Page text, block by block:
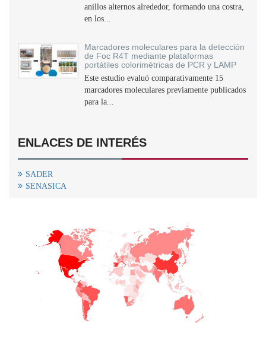
anillos alternos alrededor, formando una costra,
en los...
Marcadores moleculares para la detección
de Foc R4T mediante plataformas
portátiles colorimétricas de PCR y LAMP
Este estudio evaluó comparativamente 15
marcadores moleculares previamente publicados
para la...
ENLACES DE INTERÉS
SADER
SENASICA